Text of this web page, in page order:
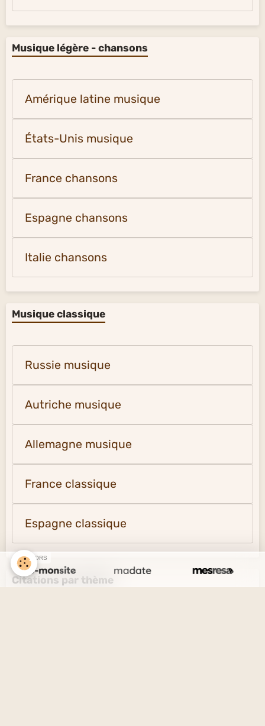
Musique légère - chansons
Amérique latine musique
États-Unis musique
France chansons
Espagne chansons
Italie chansons
Musique classique
Russie musique
Autriche musique
Allemagne musique
France classique
Espagne classique
Citations par thème
SPONSORS